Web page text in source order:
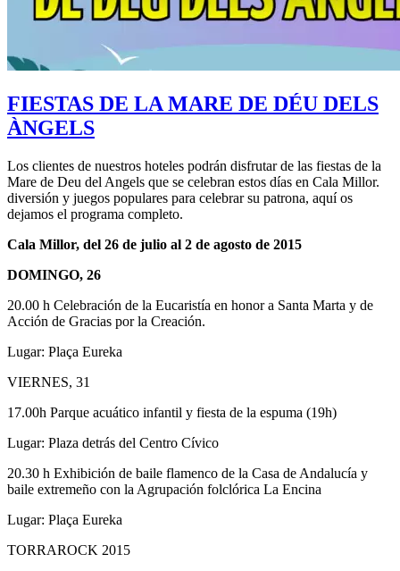
FIESTAS DE LA MARE DE DÉU DELS
ÀNGELS
Los clientes de nuestros hoteles podrán disfrutar de las fiestas de la
Mare de Deu del Angels que se celebran estos días en Cala Millor.
diversión y juegos populares para celebrar su patrona, aquí os
dejamos el programa completo.
Cala Millor, del 26 de julio al 2 de agosto de 2015
DOMINGO, 26
20.00 h Celebración de la Eucaristía en honor a Santa Marta y de
Acción de Gracias por la Creación.
Lugar: Plaça Eureka
VIERNES, 31
17.00h Parque acuático infantil y fiesta de la espuma (19h)
Lugar: Plaza detrás del Centro Cívico
20.30 h Exhibición de baile flamenco de la Casa de Andalucía y
baile extremeño con la Agrupación folclórica La Encina
Lugar: Plaça Eureka
TORRAROCK 2015